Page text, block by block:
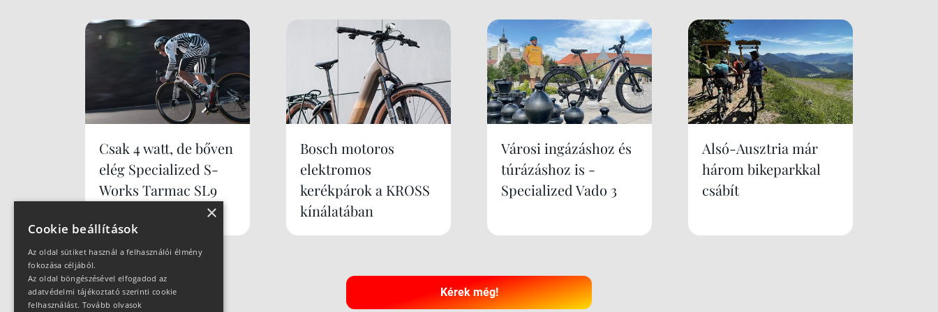
Csak 4 watt, de bőven
elég Specialized S-
Works Tarmac SL9
Bosch motoros
elektromos
kerékpárok a KROSS
kínálatában
Városi ingázáshoz és
túrázáshoz is -
Specialized Vado 3
Alsó-Ausztria már
három bikeparkkal
csábít
Kérek még!
×
Cookie beállítások
Az oldal sütiket használ a felhasználói élmény
fokozása céljából.
Az oldal böngészésével elfogadod az
adatvédelmi tájékoztató szerinti cookie
felhasználást. Tovább olvasok